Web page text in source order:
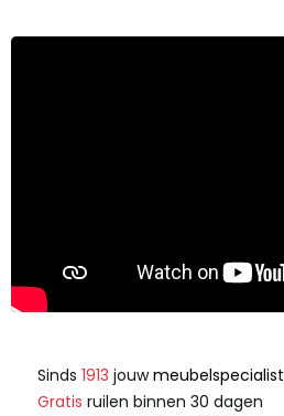
Sinds 1913 jouwmeubelspecialist
Gratis ruilen binnen 30 dagen